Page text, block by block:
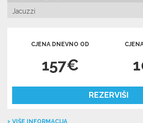
Jacuzzi
CJENA DNEVNO OD
157€
REZERVIŠI
VIŠE INFORMACIJA